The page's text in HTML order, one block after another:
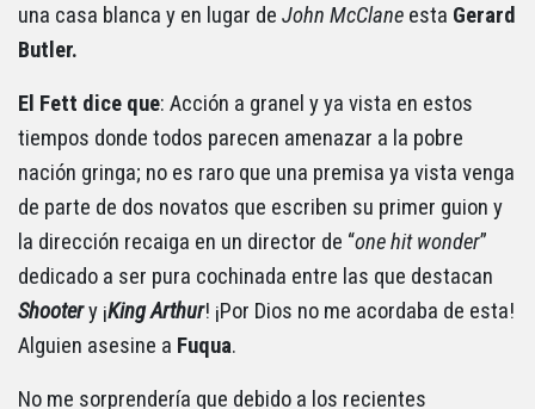
una casa blanca y en lugar de John McClane esta Gerard
Butler.
El Fett dice que: Acción a granel y ya vista en estos
tiempos donde todos parecen amenazar a la pobre
nación gringa; no es raro que una premisa ya vista venga
de parte de dos novatos que escriben su primer guion y
la dirección recaiga en un director de “one hit wonder”
dedicado a ser pura cochinada entre las que destacan
Shootery ¡KingArthur! ¡Por Dios no me acordaba de esta!
Alguien asesine a Fuqua.
No me sorprendería que debido a los recientes